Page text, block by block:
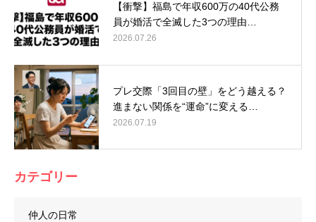
【衝撃】福島で年収600万の40代公務
員が婚活で全滅した3つの理由…
2026.07.26
プレ交際「3回目の壁」をどう越える？
進まない関係を“運命”に変える…
2026.07.19
カテゴリー
仲人の日常